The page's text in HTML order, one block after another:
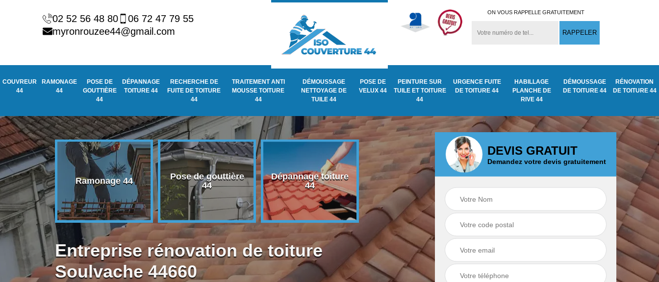
02 52 56 48 80
06 72 47 79 55
myronrouzee44@gmail.com
ON VOUS RAPPELLE GRATUITEMENT
COUVREUR
44
RAMONAGE
44
POSE DE
GOUTTIÈRE
44
DÉPANNAGE
TOITURE 44
RECHERCHE DE
FUITE DE TOITURE
44
TRAITEMENT ANTI
MOUSSE TOITURE
44
DÉMOUSSAGE
NETTOYAGE DE
TUILE 44
POSE DE
VELUX 44
PEINTURE SUR
TUILE ET TOITURE
44
URGENCE FUITE
DE TOITURE 44
HABILLAGE
PLANCHE DE
RIVE 44
DÉMOUSSAGE
DE TOITURE 44
RÉNOVATION
DE TOITURE 44
44 Ramonage 44
Pose de gouttière
44
Dépannage toiture
44
Recherche de fuite
de toiture 44
Traitement anti
Démoussage
nettoyage de tuile
44
Entreprise rénovation de toiture
Soulvache 44660
DEVIS GRATUIT
Demandez votre devis gratuitement